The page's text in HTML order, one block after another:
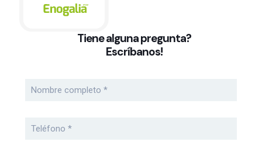
Tiene alguna pregunta?
Escríbanos!